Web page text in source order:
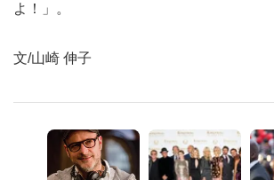
よ！」。
文/山崎 伸子